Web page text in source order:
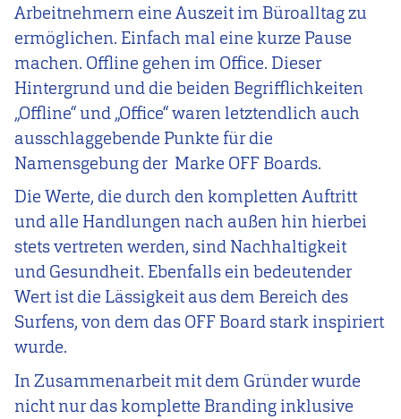
Arbeitnehmern eine Auszeit im Büroalltag zu
ermöglichen. Einfach mal eine kurze Pause
machen. Offline gehen im Office. Dieser
Hintergrund und die beiden Begrifflichkeiten
„Offline“ und „Office“ waren letztendlich auch
ausschlaggebende Punkte für die
Namensgebung der Marke OFF Boards.
Die Werte, die durch den kompletten Auftritt
und alle Handlungen nach außen hin hierbei
stets vertreten werden, sind Nachhaltigkeit
und Gesundheit. Ebenfalls ein bedeutender
Wert ist die Lässigkeit aus dem Bereich des
Surfens, von dem das OFF Board stark inspiriert
wurde.
In Zusammenarbeit mit dem Gründer wurde
nicht nur das komplette Branding inklusive